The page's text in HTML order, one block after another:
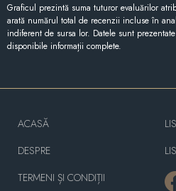
Graficul prezintă suma tuturor evaluărilor
arată numărul total de recenzii incluse în
indiferent de sursa lor. Datele sunt
disponibile informații complete.
ACASĂ
DESPRE
TERMENI ȘI CONDIȚII